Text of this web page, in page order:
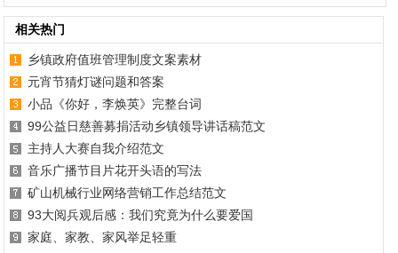
相关热门
乡镇政府值班管理制度文案素材
元宵节猜灯谜问题和答案
小品《你好，李焕英》完整台词
99公益日慈善募捐活动乡镇领导讲话稿范文
主持人大赛自我介绍范文
音乐广播节目片花开头语的写法
矿山机械行业网络营销工作总结范文
93大阅兵观后感：我们究竟为什么要爱国
家庭、家教、家风举足轻重